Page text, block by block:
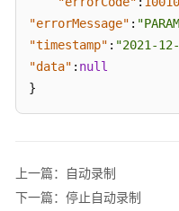
用
前
必
如
"errorMessage" :
"timestamp" : "2021-
"data" : null
}
上一篇：自动录制
下一篇：停止自动录制